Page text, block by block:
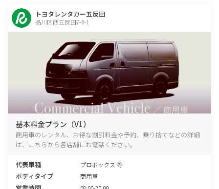
トヨタレンタカー五反田
品川区西五反田7-6-1
基本料金プラン（V1）
商用車のレンタル、お得な割引料金や予約、乗り捨てなどの詳細
は、こちらから各店舗にお電話ください。
代表車種 プロボックス 等
ボディタイプ 商用車